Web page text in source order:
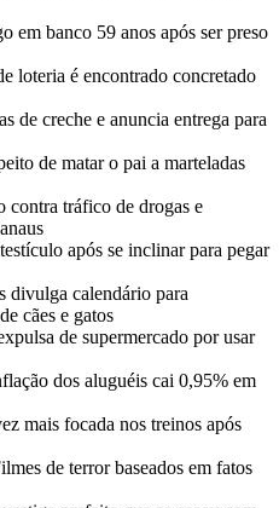
em banco 59 anos após ser preso
loteria é encontrado concretado
de creche e anuncia entrega para
de matar o pai a marteladas
contra tráfico de drogas e
após se inclinar para pegar
divulga calendário para
cães e gatos
de supermercado por usar
dos aluguéis cai 0,95% em
mais focada nos treinos após
de terror baseados em fatos